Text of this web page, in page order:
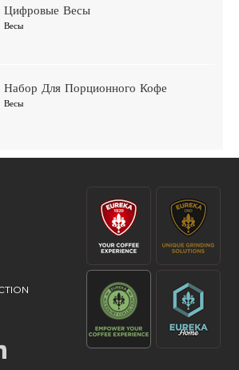
Цифровые Весы
Весы
Набор Для Порционного Кофе
Весы